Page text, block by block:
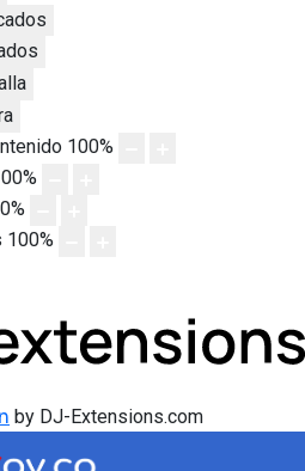
100%
%
%
100%
by DJ-Extensions.com